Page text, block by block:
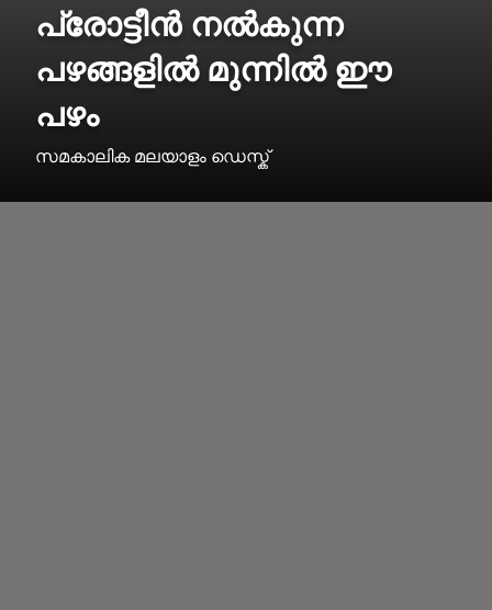
പ്രോട്ടീൻ നൽകുന്ന
പഴങ്ങളിൽ മുന്നിൽ ഈ
പഴം
സമകാലിക മലയാളം ഡെസ്ക്